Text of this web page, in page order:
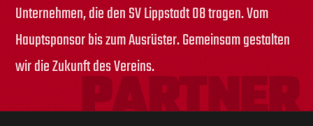
Unternehmen, die den SV Lippstadt 08 tragen. Vom
Hauptsponsor bis zum Ausrüster. Gemeinsam gestalten
wir die Zukunft des Vereins.